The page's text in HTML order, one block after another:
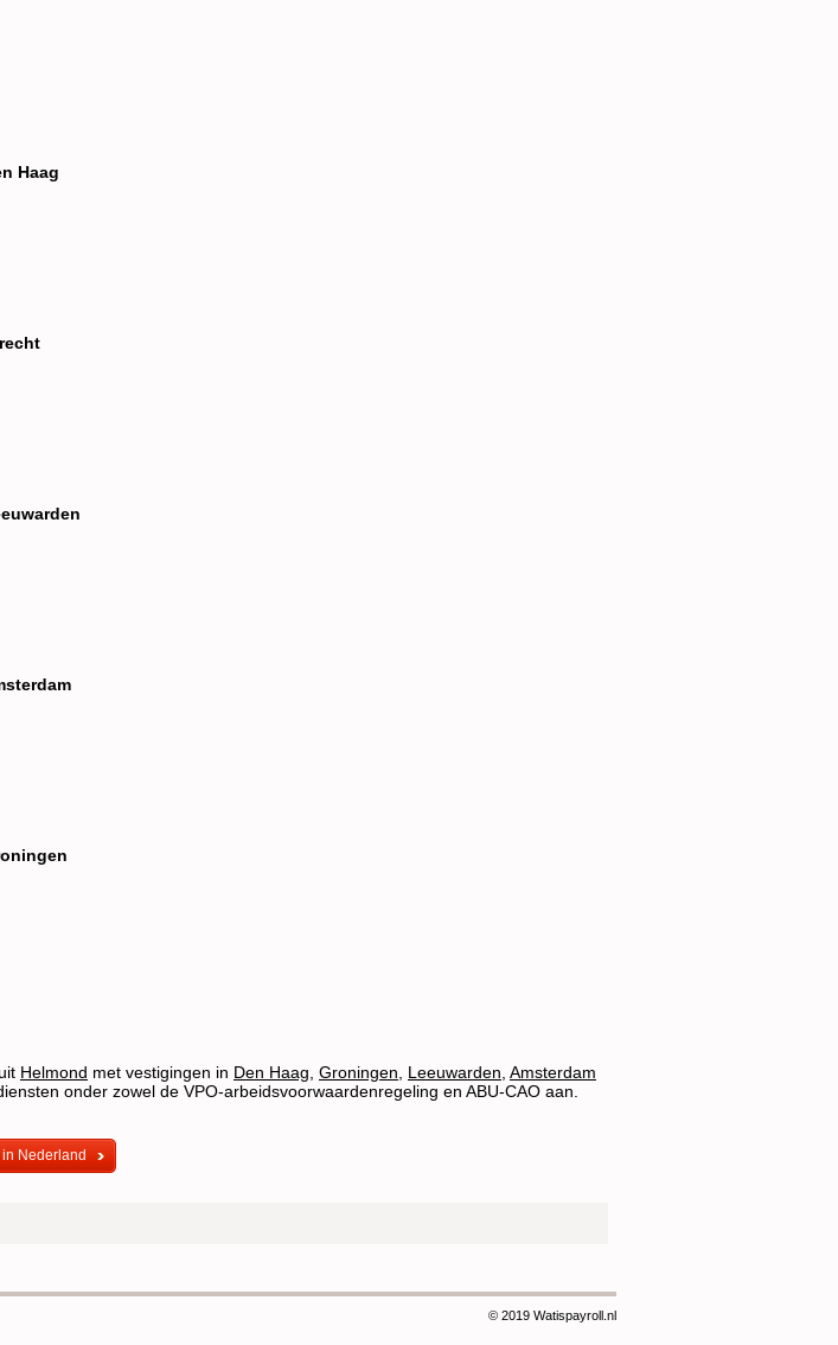
Haag
Helmond met vestigingen in Den Haag Groningen Leeuwarden Amsterdam
onder zowel de VPO-arbeidsvoorwaardenregeling en ABU-CAO aan.
Nederland
© 2019 Watispayroll.nl